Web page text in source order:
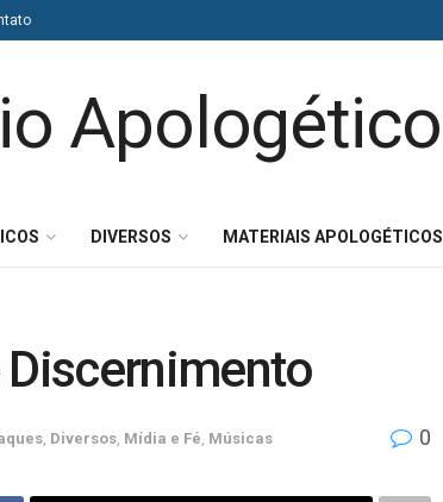
DIVERSOS MATERIAIS APOLOGÉTICOS
Discernimento
Diversos Mídia e Fé Músicas 0